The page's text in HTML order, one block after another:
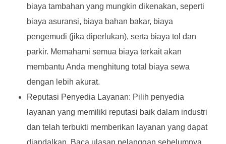
biaya tambahan yang mungkin dikenakan, seperti
biaya asuransi, biaya bahan bakar, biaya
pengemudi (jika diperlukan), serta biaya tol dan
parkir. Memahami semua biaya terkait akan
membantu Anda menghitung total biaya sewa
dengan lebih akurat.
Reputasi Penyedia Layanan: Pilih penyedia
layanan yang memiliki reputasi baik dalam industri
dan telah terbukti memberikan layanan yang dapat